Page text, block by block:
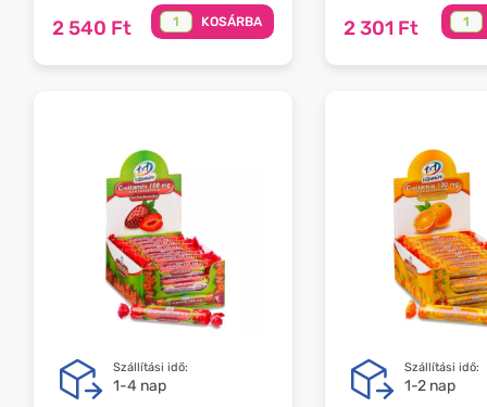
2 540 Ft KOSÁRBA 2 301 Ft
Szállítási idő:
1-4 nap
Szállítási idő:
1-2 nap